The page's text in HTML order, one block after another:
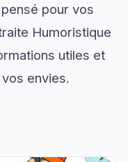
pour vos
Humoristique
utiles et
envies.